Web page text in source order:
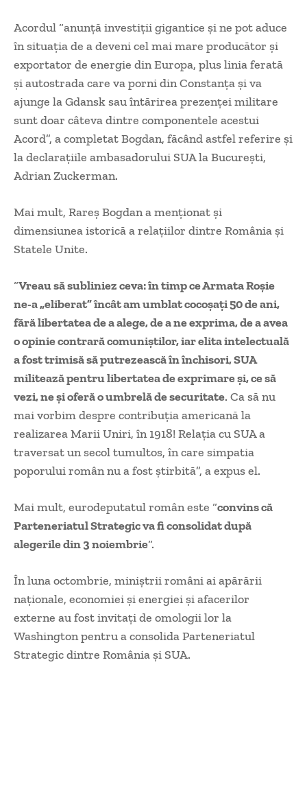
Acordul “anunță investiții gigantice și ne pot aduce
în situația de a deveni cel mai mare producător și
exportator de energie din Europa, plus linia ferată
și autostrada care va porni din Constanța și va
ajunge la Gdansk sau întărirea prezenței militare
sunt doar câteva dintre componentele acestui
Acord”, a completat Bogdan, făcând astfel referire și
la declarațiile ambasadorului SUA la București,
Adrian Zuckerman.
Mai mult, Rareș Bogdan a menționat și
dimensiunea istorică a relațiilor dintre România și
Statele Unite.
“Vreau să subliniez ceva: în timp ce Armata Roșie
ne-a „eliberat” încât am umblat cocoșați 50 de ani,
fără libertatea de a alege, de a ne exprima, de a avea
o opinie contrară comuniștilor, iar elita intelectuală
a fost trimisă să putrezească în închisori, SUA
militează pentru libertatea de exprimare și, ce să
vezi, ne și oferă o umbrelă de securitate. Ca să nu
mai vorbim despre contribuția americană la
realizarea Marii Uniri, în 1918! Relația cu SUA a
traversat un secol tumultos, în care simpatia
poporului român nu a fost știrbită”, a expus el.
Mai mult, eurodeputatul român este “convins că
Parteneriatul Strategic va fi consolidat după
alegerile din 3 noiembrie“.
În luna octombrie, miniștrii români ai apărării
naționale, economiei și energiei și afacerilor
externe au fost invitați de omologii lor la
Washington pentru a consolida Parteneriatul
Strategic dintre România și SUA.